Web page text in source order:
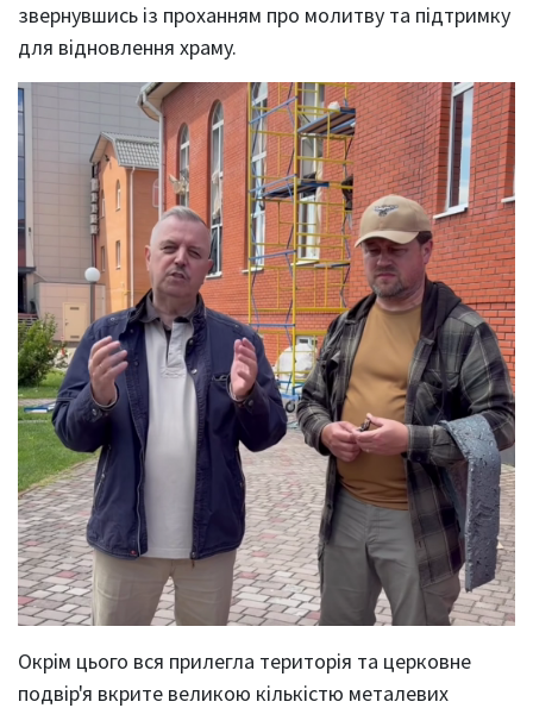
звернувшись із проханням про молитву та підтримку
для відновлення храму.
Окрім цього вся прилегла територія та церковне
подвір'я вкрите великою кількістю металевих